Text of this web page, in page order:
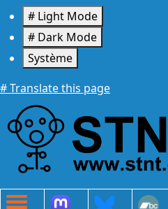
Aller au contenu principal
# Light Mode
# Dark Mode
Système
# Translate this page